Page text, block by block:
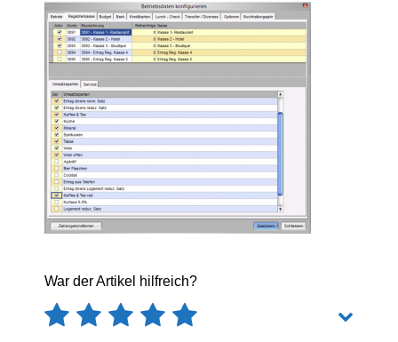
War der Artikel hilfreich?